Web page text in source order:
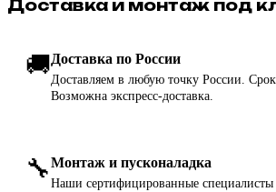
Доставка и монтаж под
🚚Доставка по России
Доставляем в любую точку России.
Возможна экспресс-доставка.
🔧Монтаж и пусконаладка
Наши сертифицированные